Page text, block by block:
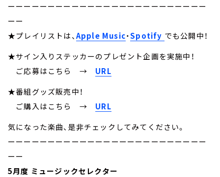
ーーーーーーーーーーーーーーーーーーーーーーーーー
ーー
★プレイリストは、Apple Music・Spotify でも公開中！
★サイン入りステッカーのプレゼント企画を実施中！
ご応募はこちら →
URL
★番組グッズ販売中！
ご購入はこちら → URL
気になった楽曲、是非チェックしてみてください。
ーーーーーーーーーーーーーーーーーーーーーーーーー
ーー
5月度 ミュージックセレクター